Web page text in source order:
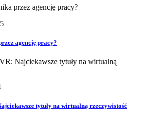
agencję pracy?
tytuły na wirtualną rzeczywistość